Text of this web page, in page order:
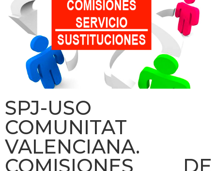
SPJ-USO
COMUNITAT
VALENCIANA.
COMISIONES DE